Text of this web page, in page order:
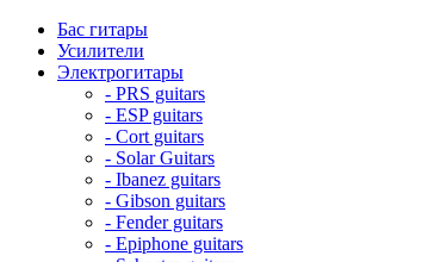
Бас гитары
Усилители
Электрогитары
- PRS guitars
- ESP guitars
- Cort guitars
- Solar Guitars
- Ibanez guitars
- Gibson guitars
- Fender guitars
- Epiphone guitars